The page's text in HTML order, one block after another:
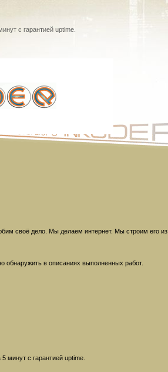
с гарантией uptime.
своё дело. Мы делаем интернет. Мы строим его из
обнаружить в описаниях выполненных работ.
5 минут с гарантией uptime.